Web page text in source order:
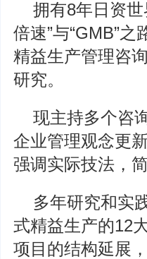
拥有8年日资
倍速”与“GMB”
精益生产管理咨
研究。
现主持多个咨
企业管理观念更
强调实际技法，
多年研究和实
式精益生产的12
项目的结构延展